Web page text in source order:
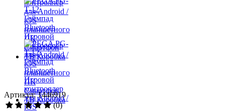
Артикул: 1446919
(0)